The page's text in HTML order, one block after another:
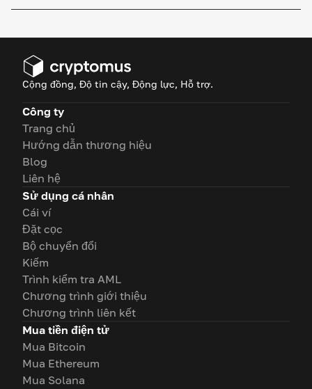
Cộng đồng, Độ tin cậy, Động lực, Hỗ trợ.
Công ty
Trang chủ
Hướng dẫn thương hiệu
Blog
Liên hệ
Sử dụng cá nhân
Cái ví
Đặt cọc
Bộ chuyển đổi
Kiếm
Trình kiểm tra AML
Chương trình giới thiệu
Chương trình liên kết
Mua tiền điện tử
Mua Bitcoin
Mua Ethereum
Mua Solana